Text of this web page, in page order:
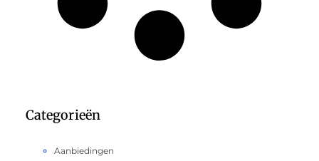
Categorieën
Aanbiedingen